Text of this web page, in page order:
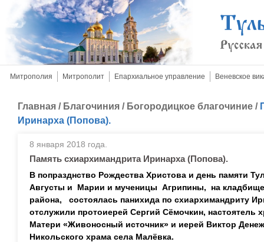
Митрополия Митрополит Епархиальное управление Веневское
Главная / Благочиния / Богородицкое благочиние /
Иринарха (Попова).
8 января 2018 года.
Память схиархимандрита Иринарха (Попова).
В попразднство Рождества Христова и день памяти
Августы и Марии и мученицы Агрипины, на кладбище
района, состоялась панихида по схиархимандриту
отслужили протоиерей Сергий Сёмочкин, настоятель
Матери «Живоносный источник» и иерей Виктор
Никольского храма села Малёвка.